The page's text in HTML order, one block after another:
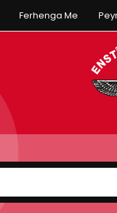
Ferhenga Me